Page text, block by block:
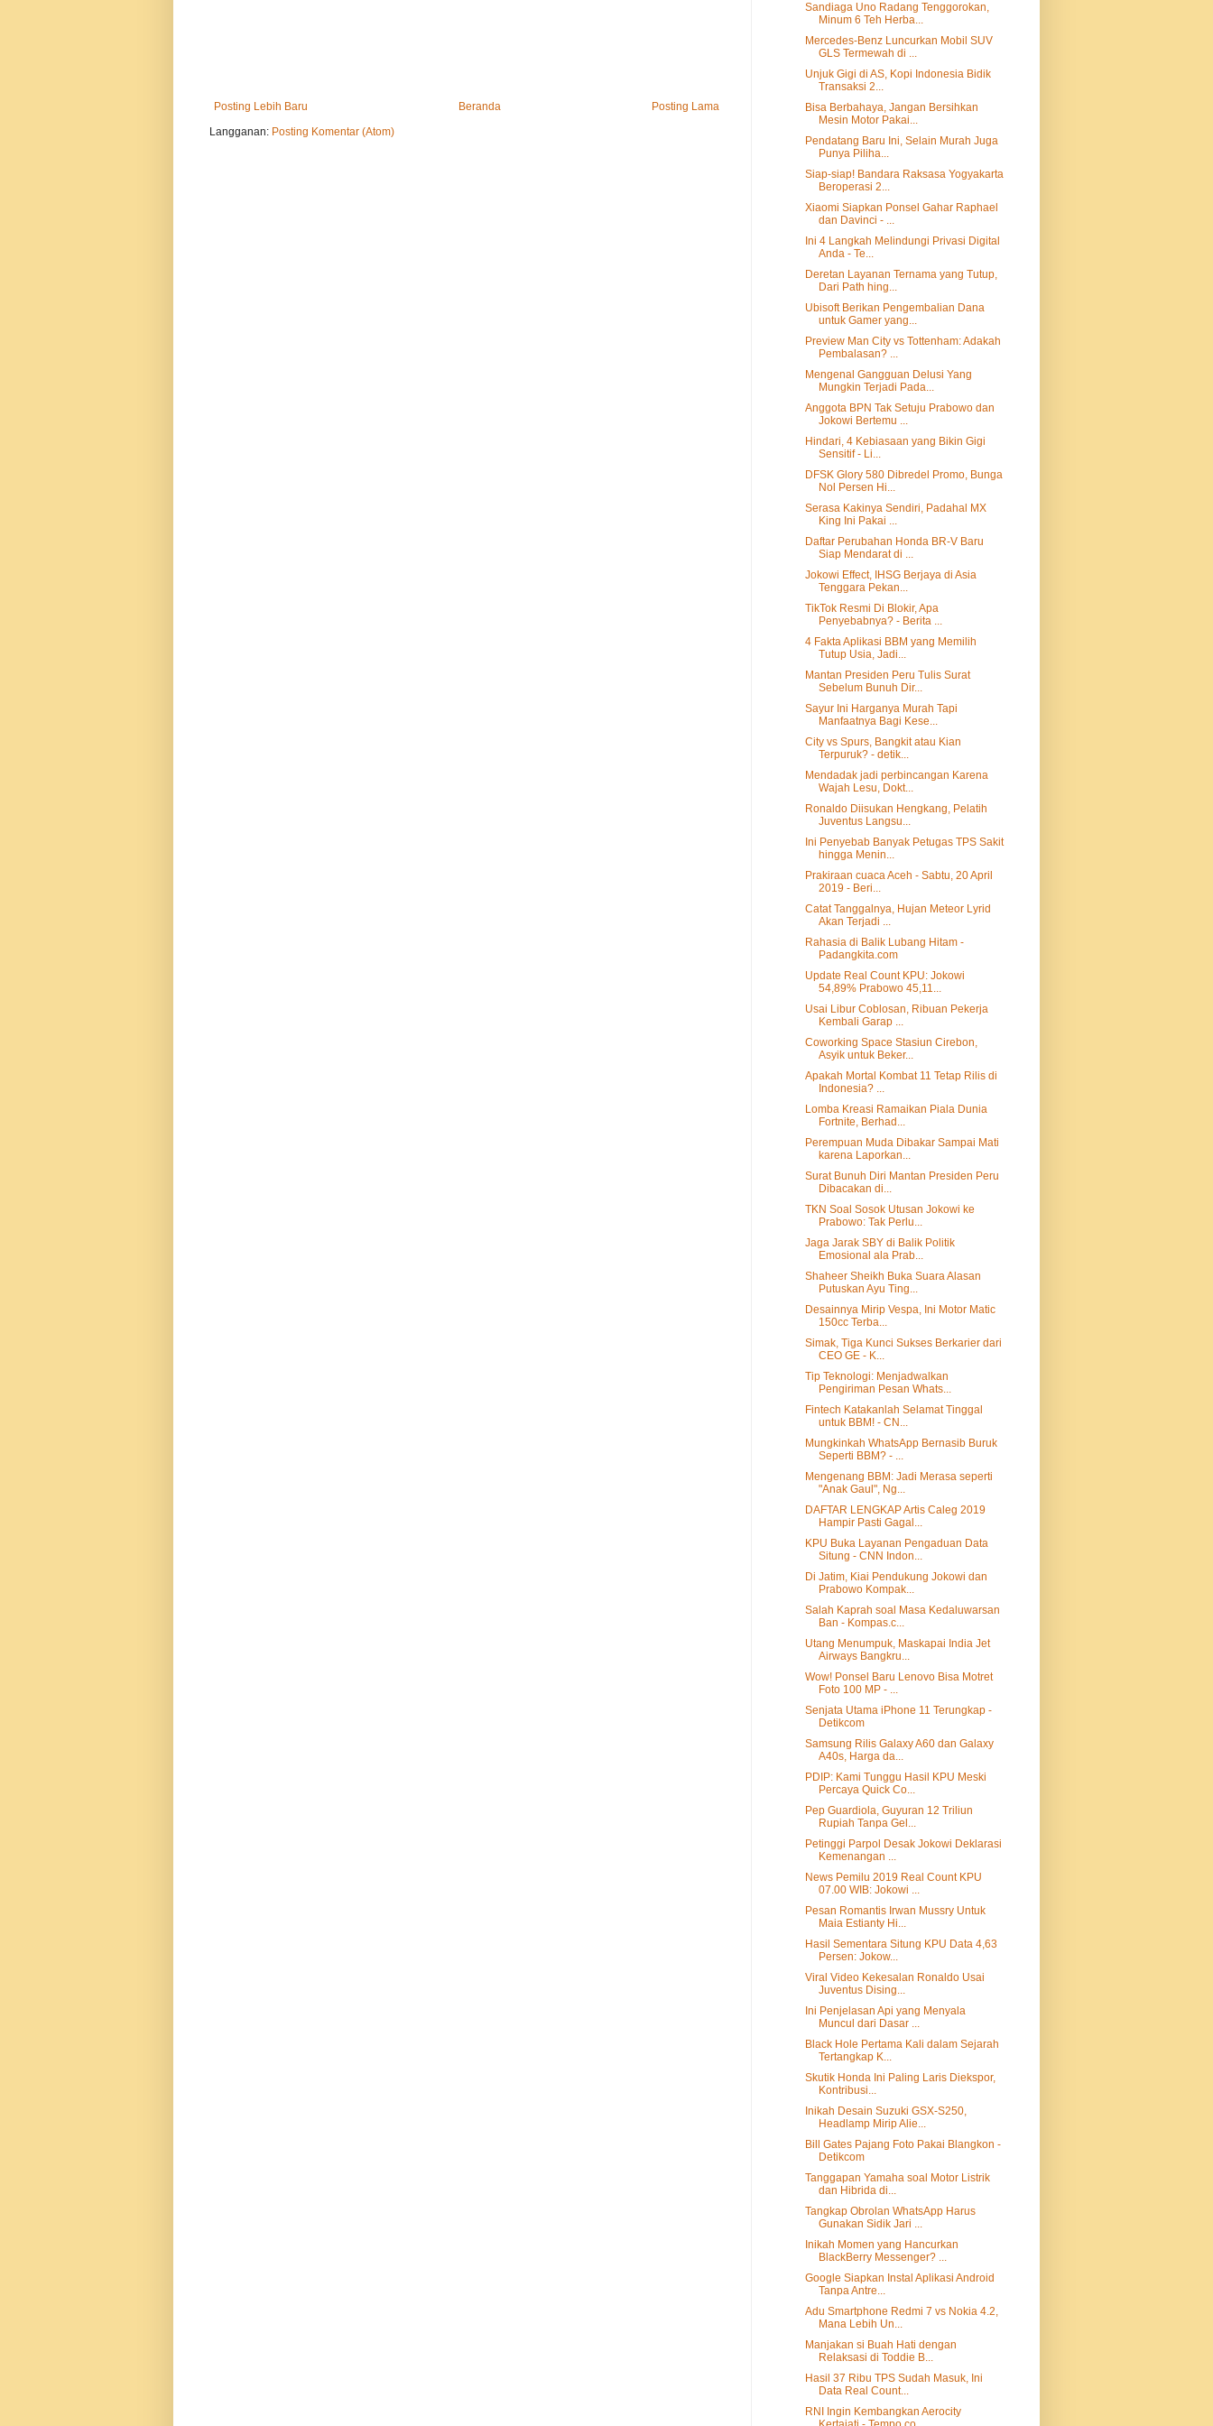
Posting Lebih Baru Posting Lama
Beranda
Langganan: Posting Komentar (Atom)
Sandiaga Uno Radang Tenggorokan,
Minum 6 Teh Herba...
Mercedes-Benz Luncurkan Mobil SUV
GLS Termewah di ...
Unjuk Gigi di AS, Kopi Indonesia Bidik
Transaksi 2...
Bisa Berbahaya, Jangan Bersihkan
Mesin Motor Pakai...
Pendatang Baru Ini, Selain Murah Juga
Punya Piliha...
Siap-siap! Bandara Raksasa Yogyakarta
Beroperasi 2...
Xiaomi Siapkan Ponsel Gahar Raphael
dan Davinci - ...
Ini 4 Langkah Melindungi Privasi Digital
Anda - Te...
Deretan Layanan Ternama yang Tutup,
Dari Path hing...
Ubisoft Berikan Pengembalian Dana
untuk Gamer yang...
Preview Man City vs Tottenham: Adakah
Pembalasan? ...
Mengenal Gangguan Delusi Yang
Mungkin Terjadi Pada...
Anggota BPN Tak Setuju Prabowo dan
Jokowi Bertemu ...
Hindari, 4 Kebiasaan yang Bikin Gigi
Sensitif - Li...
DFSK Glory 580 Dibredel Promo, Bunga
Nol Persen Hi...
Serasa Kakinya Sendiri, Padahal MX
King Ini Pakai ...
Daftar Perubahan Honda BR-V Baru
Siap Mendarat di ...
Jokowi Effect, IHSG Berjaya di Asia
Tenggara Pekan...
TikTok Resmi Di Blokir, Apa
Penyebabnya? - Berita ...
4 Fakta Aplikasi BBM yang Memilih
Tutup Usia, Jadi...
Mantan Presiden Peru Tulis Surat
Sebelum Bunuh Dir...
Sayur Ini Harganya Murah Tapi
Manfaatnya Bagi Kese...
City vs Spurs, Bangkit atau Kian
Terpuruk? - detik...
Mendadak jadi perbincangan Karena
Wajah Lesu, Dokt...
Ronaldo Diisukan Hengkang, Pelatih
Juventus Langsu...
Ini Penyebab Banyak Petugas TPS Sakit
hingga Menin...
Prakiraan cuaca Aceh - Sabtu, 20 April
2019 - Beri...
Catat Tanggalnya, Hujan Meteor Lyrid
Akan Terjadi ...
Rahasia di Balik Lubang Hitam -
Padangkita.com
Update Real Count KPU: Jokowi
54,89% Prabowo 45,11...
Usai Libur Coblosan, Ribuan Pekerja
Kembali Garap ...
Coworking Space Stasiun Cirebon,
Asyik untuk Beker...
Apakah Mortal Kombat 11 Tetap Rilis di
Indonesia? ...
Lomba Kreasi Ramaikan Piala Dunia
Fortnite, Berhad...
Perempuan Muda Dibakar Sampai Mati
karena Laporkan...
Surat Bunuh Diri Mantan Presiden Peru
Dibacakan di...
TKN Soal Sosok Utusan Jokowi ke
Prabowo: Tak Perlu...
Jaga Jarak SBY di Balik Politik
Emosional ala Prab...
Shaheer Sheikh Buka Suara Alasan
Putuskan Ayu Ting...
Desainnya Mirip Vespa, Ini Motor Matic
150cc Terba...
Simak, Tiga Kunci Sukses Berkarier dari
CEO GE - K...
Tip Teknologi: Menjadwalkan
Pengiriman Pesan Whats...
Fintech Katakanlah Selamat Tinggal
untuk BBM! - CN...
Mungkinkah WhatsApp Bernasib Buruk
Seperti BBM? - ...
Mengenang BBM: Jadi Merasa seperti
"Anak Gaul", Ng...
DAFTAR LENGKAP Artis Caleg 2019
Hampir Pasti Gagal...
KPU Buka Layanan Pengaduan Data
Situng - CNN Indon...
Di Jatim, Kiai Pendukung Jokowi dan
Prabowo Kompak...
Salah Kaprah soal Masa Kedaluwarsan
Ban - Kompas.c...
Utang Menumpuk, Maskapai India Jet
Airways Bangkru...
Wow! Ponsel Baru Lenovo Bisa Motret
Foto 100 MP - ...
Senjata Utama iPhone 11 Terungkap -
Detikcom
Samsung Rilis Galaxy A60 dan Galaxy
A40s, Harga da...
PDIP: Kami Tunggu Hasil KPU Meski
Percaya Quick Co...
Pep Guardiola, Guyuran 12 Triliun
Rupiah Tanpa Gel...
Petinggi Parpol Desak Jokowi Deklarasi
Kemenangan ...
News Pemilu 2019 Real Count KPU
07.00 WIB: Jokowi ...
Pesan Romantis Irwan Mussry Untuk
Maia Estianty Hi...
Hasil Sementara Situng KPU Data 4,63
Persen: Jokow...
Viral Video Kekesalan Ronaldo Usai
Juventus Dising...
Ini Penjelasan Api yang Menyala
Muncul dari Dasar ...
Black Hole Pertama Kali dalam Sejarah
Tertangkap K...
Skutik Honda Ini Paling Laris Diekspor,
Kontribusi...
Inikah Desain Suzuki GSX-S250,
Headlamp Mirip Alie...
Bill Gates Pajang Foto Pakai Blangkon -
Detikcom
Tanggapan Yamaha soal Motor Listrik
dan Hibrida di...
Tangkap Obrolan WhatsApp Harus
Gunakan Sidik Jari ...
Inikah Momen yang Hancurkan
BlackBerry Messenger? ...
Google Siapkan Instal Aplikasi Android
Tanpa Antre...
Adu Smartphone Redmi 7 vs Nokia 4.2,
Mana Lebih Un...
Manjakan si Buah Hati dengan
Relaksasi di Toddie B...
Hasil 37 Ribu TPS Sudah Masuk, Ini
Data Real Count...
RNI Ingin Kembangkan Aerocity